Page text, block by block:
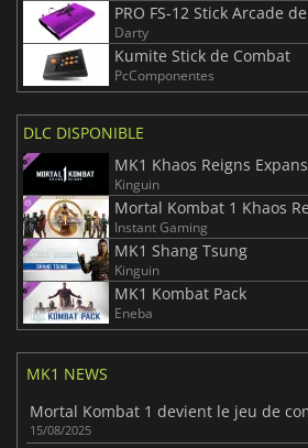
Darty
Kumite Stick de Combat
PcComponentes
DLC DISPONIBLE
MK1 Khaos Reigns
Kinguin
Mortal Kombat 1 Khaos
Instant Gaming
MK1 Shang Tsung
Kinguin
MK1 Kombat Pack
Eneba
MK1 NEWS
15/08/2025